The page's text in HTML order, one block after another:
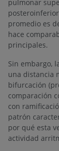
pulmonar
promedio es
hace
principales.
Sin embargo,
una distancia
bifurcación
comparación
con
patrón
por qué esta
actividad